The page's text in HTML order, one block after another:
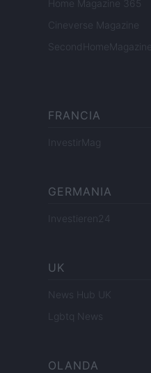
Home Magazine 365
Cineverse Magazine
SecondHomeMagazine
FRANCIA
InvestirMag
GERMANIA
Investieren24
UK
News Hub UK
Lgbtq News
OLANDA